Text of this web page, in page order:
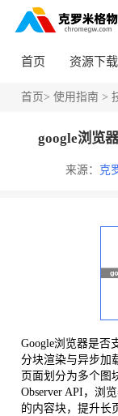
首页 资源下载
首页> 使用指南 >
google浏览
来源： 克
Google浏览器是否
分块渲染与异步加
页面划分为多个图
Observer API，浏
的内容块，提升长